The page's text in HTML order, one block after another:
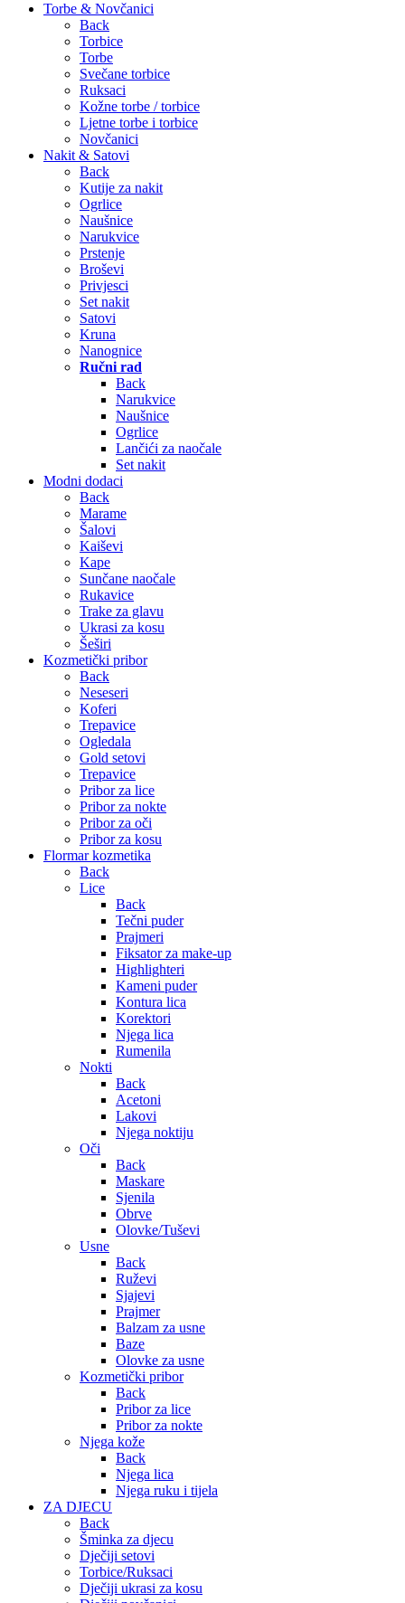
Torbe & Novčanici
Back
Torbice
Torbe
Svečane torbice
Ruksaci
Kožne torbe / torbice
Ljetne torbe i torbice
Novčanici
Nakit & Satovi
Back
Kutije za nakit
Ogrlice
Naušnice
Narukvice
Prstenje
Broševi
Privjesci
Set nakit
Satovi
Kruna
Nanognice
Ručni rad
Back
Narukvice
Naušnice
Ogrlice
Lančići za naočale
Set nakit
Modni dodaci
Back
Marame
Šalovi
Kaiševi
Kape
Sunčane naočale
Rukavice
Trake za glavu
Ukrasi za kosu
Šeširi
Kozmetički pribor
Back
Neseseri
Koferi
Trepavice
Ogledala
Gold setovi
Trepavice
Pribor za lice
Pribor za nokte
Pribor za oči
Pribor za kosu
Flormar kozmetika
Back
Lice
Back
Tečni puder
Prajmeri
Fiksator za make-up
Highlighteri
Kameni puder
Kontura lica
Korektori
Njega lica
Rumenila
Nokti
Back
Acetoni
Lakovi
Njega noktiju
Oči
Back
Maskare
Sjenila
Obrve
Olovke/Tuševi
Usne
Back
Ruževi
Sjajevi
Prajmer
Balzam za usne
Baze
Olovke za usne
Kozmetički pribor
Back
Pribor za lice
Pribor za nokte
Njega kože
Back
Njega lica
Njega ruku i tijela
ZA DJECU
Back
Šminka za djecu
Dječiji setovi
Torbice/Ruksaci
Dječiji ukrasi za kosu